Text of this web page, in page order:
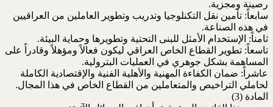
رصينة ومجزية.
سابعاً: تأمين نقل التكنلوجيا وتدريب وتطوير العاملين من العراقيين
في هذه الصناعة.
ثامناً: الإستخدام الأمثل للبنى التحتية وتطويرها وحماية البيئة.
تاسعاً: تطوير القطاع الخاص العراقي ليكون فعالاً ومؤهلاً وقادراً على
المساهمة بشكل جوهري في العمليات البترولية.
عاشراً: ضمان الكفاءة المهنية والأهلية الفنية والإقتصادية الكاملة
لحاملي التراخيص والمتعاملين من القطاع الخاص في هذا المجال.
المادة (3)